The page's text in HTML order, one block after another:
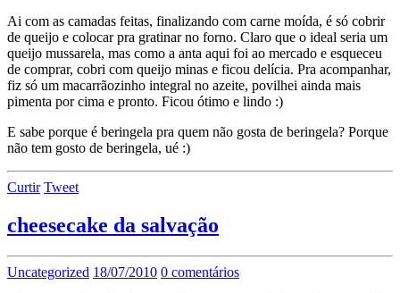
Ai com as camadas feitas, finalizando com carne moída, é só cobrir
de queijo e colocar pra gratinar no forno. Claro que o ideal seria um
queijo mussarela, mas como a anta aqui foi ao mercado e esqueceu
de comprar, cobri com queijo minas e ficou delícia. Pra acompanhar,
fiz só um macarrãozinho integral no azeite, povilhei ainda mais
pimenta por cima e pronto. Ficou ótimo e lindo :)
E sabe porque é beringela pra quem não gosta de beringela? Porque
não tem gosto de beringela, ué :)
Curtir Tweet
cheesecake da salvação
Uncategorized 18/07/2010 0 comentários